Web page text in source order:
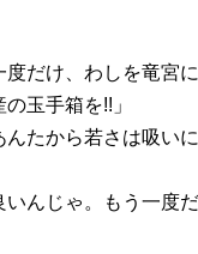
度だけ、わしを竜宮
玉手箱を!!」
んたから若さは吸い
いんじゃ。もう一度